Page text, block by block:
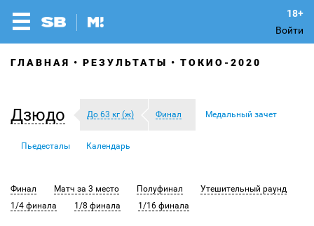
Войти
ГЛАВНАЯ РЕЗУЛЬТАТЫ ТОКИО-2020
Дзюдо До 63 кг (ж) Финал Медальный зачет
Пьедесталы Календарь
Финал Матч за 3 место Полуфинал
Утешительный раунд
1/4 финала
1/8 финала 1/16 финала